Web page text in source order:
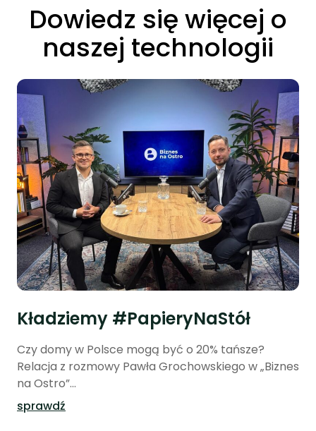
Dowiedz się więcej o
naszej technologii
Kładziemy #PapieryNaStół
Czy domy w Polsce mogą być o 20% tańsze?
Relacja z rozmowy Pawła Grochowskiego w „Biznes
na Ostro”...
sprawdź